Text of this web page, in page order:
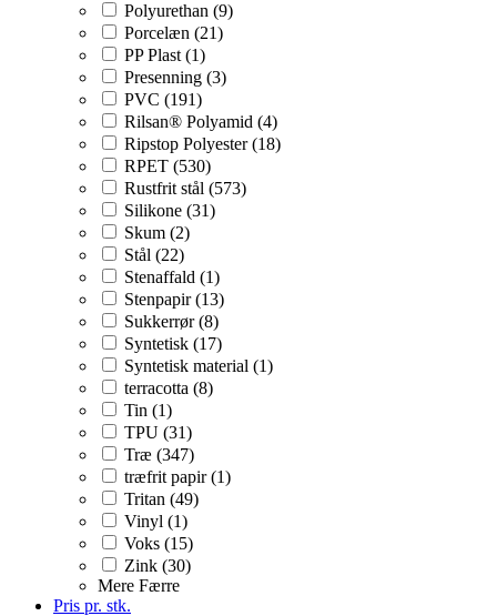
Polyurethan (9)
Porcelæn (21)
PP Plast (1)
Presenning (3)
PVC (191)
Rilsan® Polyamid (4)
Ripstop Polyester (18)
RPET (530)
Rustfrit stål (573)
Silikone (31)
Skum (2)
Stål (22)
Stenaffald (1)
Stenpapir (13)
Sukkerrør (8)
Syntetisk (17)
Syntetisk material (1)
terracotta (8)
Tin (1)
TPU (31)
Træ (347)
træfrit papir (1)
Tritan (49)
Vinyl (1)
Voks (15)
Zink (30)
Mere Færre
Pris pr. stk.